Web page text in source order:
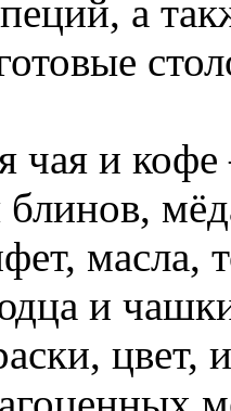
а
чая и
масла,
и
цвет,